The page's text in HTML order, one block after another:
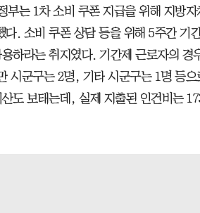
부는 1차 소비 쿠폰 지급을 위해 지방
다. 소비 쿠폰 상담 등을 위해 5주간 기
하라는 취지였다. 기간제 근로자의 경
시군구는 2명, 기타 시군구는 1명 등으
도 보태는데, 실제 지출된 인건비는